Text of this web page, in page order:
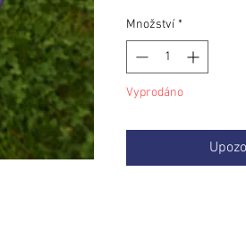
Množství *
Vyprodáno